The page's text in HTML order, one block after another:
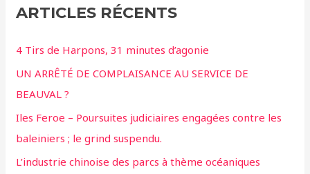
ARTICLES RÉCENTS
4 Tirs de Harpons, 31 minutes d’agonie
UN ARRÊTÉ DE COMPLAISANCE AU SERVICE DE
BEAUVAL ?
Iles Feroe – Poursuites judiciaires engagées contre les
baleiniers ; le grind suspendu.
L’industrie chinoise des parcs à thème océaniques